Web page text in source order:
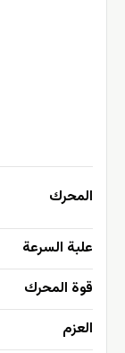
المحرك
علبة السرعة
قوة المحرك
العزم